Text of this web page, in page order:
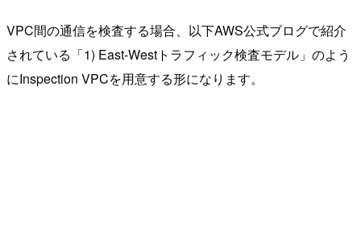
VPC間の通信を検査する場合、以下AWS公式ブログで紹介
されている「1) East-Westトラフィック検査モデル」のよう
にInspection VPCを用意する形になります。